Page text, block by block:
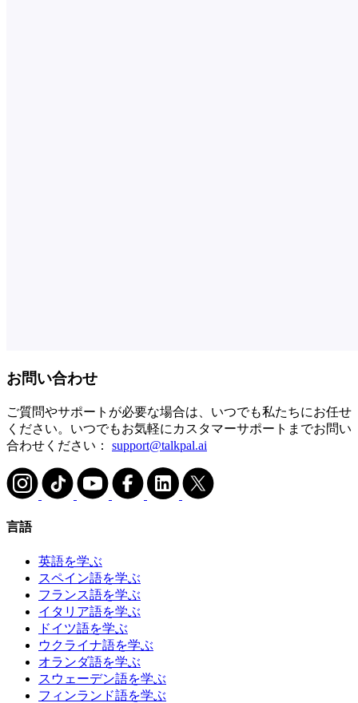
お問い合わせ
ご質問やサポートが必要な場合は、いつでも私たちにお任せ
ください。いつでもお気軽にカスタマーサポートまでお問い
合わせください： support@talkpal.ai
言語
英語を学ぶ
スペイン語を学ぶ
フランス語を学ぶ
イタリア語を学ぶ
ドイツ語を学ぶ
ウクライナ語を学ぶ
オランダ語を学ぶ
スウェーデン語を学ぶ
フィンランド語を学ぶ